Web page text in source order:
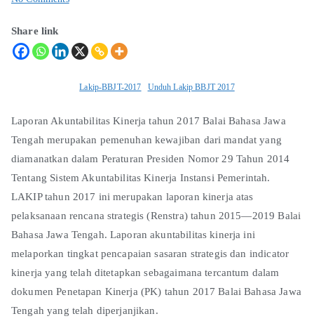
Share link
Lakip-BBJT-2017 Unduh Lakip BBJT 2017
Laporan Akuntabilitas Kinerja tahun 2017 Balai Bahasa Jawa
Tengah merupakan pemenuhan kewajiban dari mandat yang
diamanatkan dalam Peraturan Presiden Nomor 29 Tahun 2014
Tentang Sistem Akuntabilitas Kinerja Instansi Pemerintah.
LAKIP tahun 2017 ini merupakan laporan kinerja atas
pelaksanaan rencana strategis (Renstra) tahun 2015—2019 Balai
Bahasa Jawa Tengah. Laporan akuntabilitas kinerja ini
melaporkan tingkat pencapaian sasaran strategis dan indicator
kinerja yang telah ditetapkan sebagaimana tercantum dalam
dokumen Penetapan Kinerja (PK) tahun 2017 Balai Bahasa Jawa
Tengah yang telah diperjanjikan.